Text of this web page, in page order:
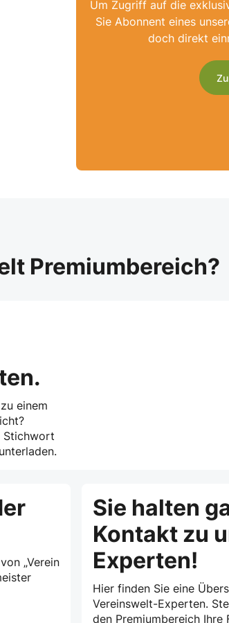
Um Zugriff auf die
Sie Abonnent eines
doch direkt
Premiumbereich?
einem
Stichwort
„Verein
Sie halten
Kontakt zu
Experten!
Hier finden Sie eine
Vereinswelt-Experten.
den Premiumbereich Ihre